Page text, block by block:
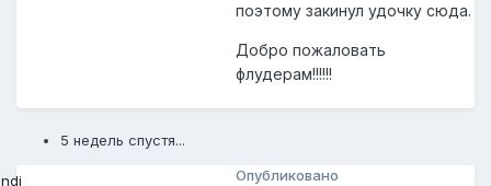
поэтому закинул удочку сюда.
Добро пожаловать
флудерам!!!!!!
5 недель спустя...
Опубликовано